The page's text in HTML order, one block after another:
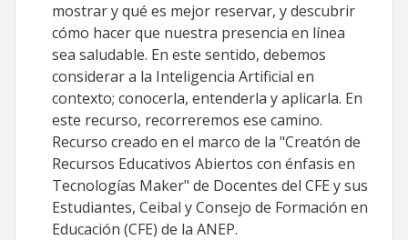
mostrar y qué es mejor reservar, y descubrir
cómo hacer que nuestra presencia en línea
sea saludable. En este sentido, debemos
considerar a la Inteligencia Artificial en
contexto; conocerla, entenderla y aplicarla. En
este recurso, recorreremos ese camino.
Recurso creado en el marco de la "Creatón de
Recursos Educativos Abiertos con énfasis en
Tecnologías Maker" de Docentes del CFE y sus
Estudiantes, Ceibal y Consejo de Formación en
Educación (CFE) de la ANEP.